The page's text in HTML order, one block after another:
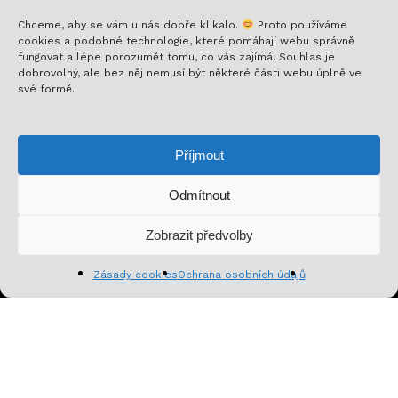
Chceme, aby se vám u nás dobře klikalo.
Proto používáme
cookies a podobné technologie, které pomáhají webu správně
fungovat a lépe porozumět tomu, co vás zajímá. Souhlas je
dobrovolný, ale bez něj nemusí být některé části webu úplně ve
své formě.
Příjmout
Odmítnout
Zobrazit předvolby
Zásady cookiesOchrana osobních údajů
Nech si posílat to nejlepší!
speciální nabídky a inspirativní obsah. Přinášíme ti
jen to, co stojí za to!